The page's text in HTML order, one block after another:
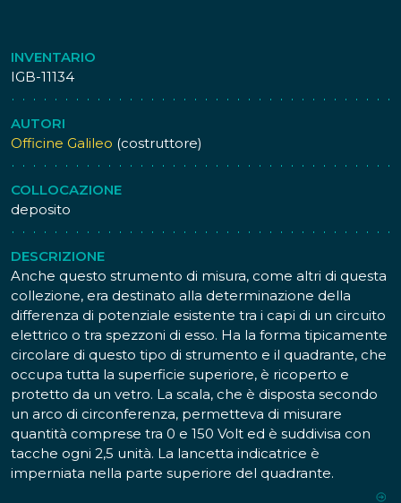
INVENTARIO
IGB-11134
AUTORI
Officine Galileo (costruttore)
COLLOCAZIONE
deposito
DESCRIZIONE
Anche questo strumento di misura, come altri di questa
collezione, era destinato alla determinazione della
differenza di potenziale esistente tra i capi di un circuito
elettrico o tra spezzoni di esso. Ha la forma tipicamente
circolare di questo tipo di strumento e il quadrante, che
occupa tutta la superficie superiore, è ricoperto e
protetto da un vetro. La scala, che è disposta secondo
un arco di circonferenza, permetteva di misurare
quantità comprese tra 0 e 150 Volt ed è suddivisa con
tacche ogni 2,5 unità. La lancetta indicatrice è
imperniata nella parte superiore del quadrante.
La struttura cilindrica dello strumento, che è metallica,